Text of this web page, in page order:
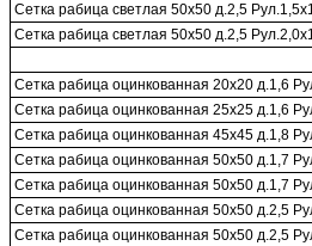
Сетка рабица светлая 50х50 д.2,5
Сетка рабица светлая 50х50 д.2,5
Сетка рабица оцинкованная 20х20 д.1,6
Сетка рабица оцинкованная 25х25 д.1,6
Сетка рабица оцинкованная 45х45 д.1,8
Сетка рабица оцинкованная 50х50 д.1,7
Сетка рабица оцинкованная 50х50 д.1,7
Сетка рабица оцинкованная 50х50 д.2,5
Сетка рабица оцинкованная 50х50 д.2,5